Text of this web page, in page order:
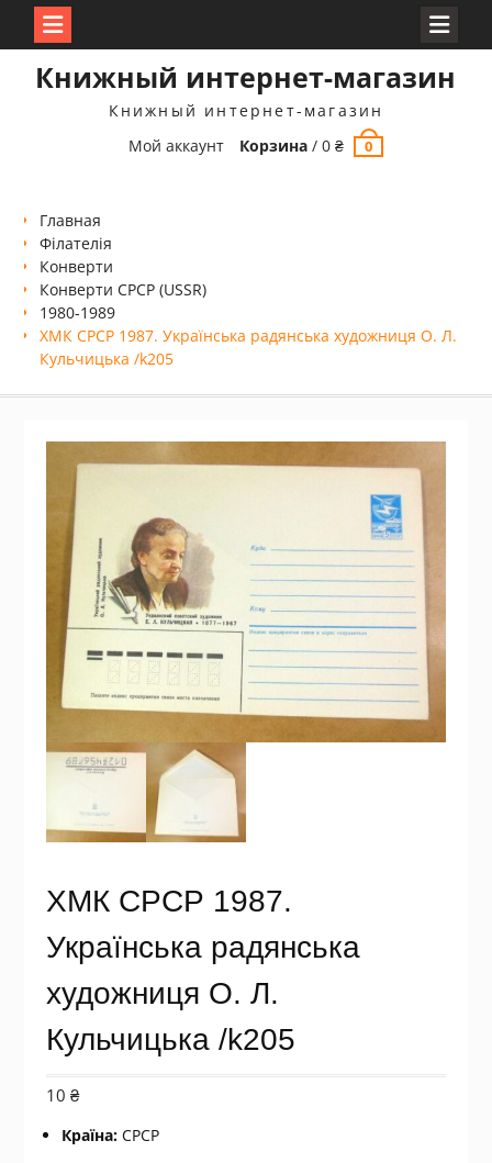
Книжный интернет-магазин
Книжный интернет-магазин
Мой аккаунт
Корзина /0₴ 0
Главная
Філателія
Конверти
Конверти СРСР (USSR)
1980-1989
ХМК СРСР 1987. Українська радянська художниця О. Л.
Кульчицька /k205
ХМК СРСР 1987.
Українська радянська
художниця О. Л.
Кульчицька /k205
10 ₴
Країна:СРСР